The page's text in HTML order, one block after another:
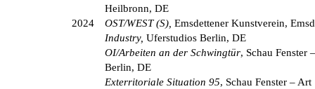
Heilbronn, DE
2024
OST/WEST (S), Emsdettener Kunstverein,
Industry, Uferstudios Berlin, DE
OI/Arbeiten an der Schwingtür, Schau Fenster
Berlin, DE
Exterritoriale Situation 95, Schau Fenster – Art